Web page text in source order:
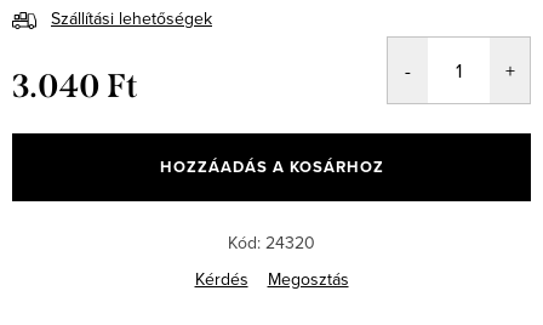
Szállítási lehetőségek
3.040 Ft
HOZZÁADÁS A KOSÁRHOZ
Kód: 24320
Kérdés
Megosztás